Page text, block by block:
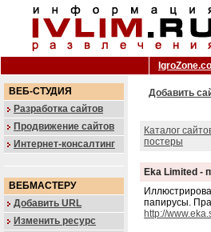
ВЕБ-СТУДИЯ
Разработка сайтов
Продвижение сайтов
Интернет-консалтинг
ВЕБМАСТЕРУ
Добавить URL
Изменить ресурс
Добавить
Каталог
постеры
Eka Limited -
папирусы.
http://